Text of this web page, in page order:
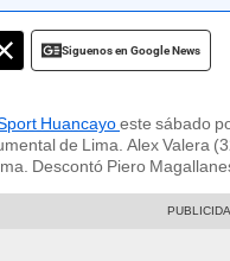
Siguenos en Google News
Huancayoeste sábado
de Lima. Alex Valera
Descontó Piero